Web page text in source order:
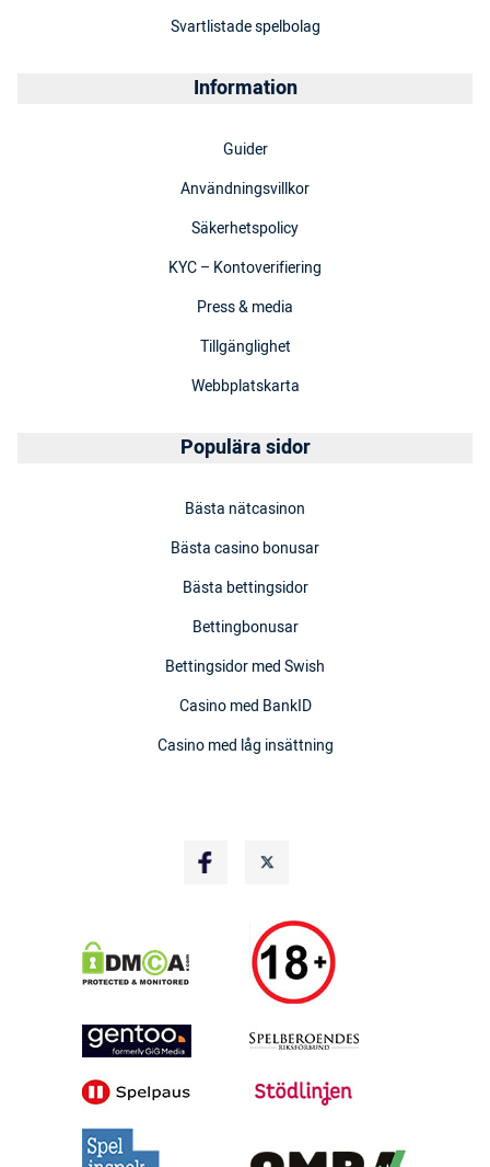
Svartlistade spelbolag
Information
Guider
Användningsvillkor
Säkerhetspolicy
KYC – Kontoverifiering
Press & media
Tillgänglighet
Webbplatskarta
Populära sidor
Bästa nätcasinon
Bästa casino bonusar
Bästa bettingsidor
Bettingbonusar
Bettingsidor med Swish
Casino med BankID
Casino med låg insättning